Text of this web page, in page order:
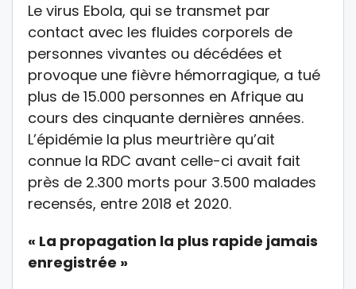
Le virus Ebola, qui se transmet par
contact avec les fluides corporels de
personnes vivantes ou décédées et
provoque une fièvre hémorragique, a tué
plus de 15.000 personnes en Afrique au
cours des cinquante dernières années.
L’épidémie la plus meurtrière qu’ait
connue la RDC avant celle-ci avait fait
près de 2.300 morts pour 3.500 malades
recensés, entre 2018 et 2020.
« La propagation la plus rapide jamais
enregistrée »